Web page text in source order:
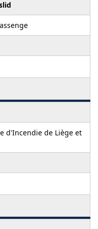
d'Incendie de Liège et